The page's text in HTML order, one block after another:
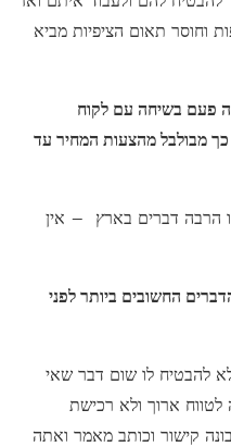
וחוסר תאום הציפיות מביא
פעם בשיחה עם לקוח
מבולבל מהצעות המחיר עד
הרבה דברים בארץ – אין
החשובים ביותר לפני
להבטיח לו שום דבר שאי
ארוך ולא רכישת
קישור וכותב מאמר ואתה